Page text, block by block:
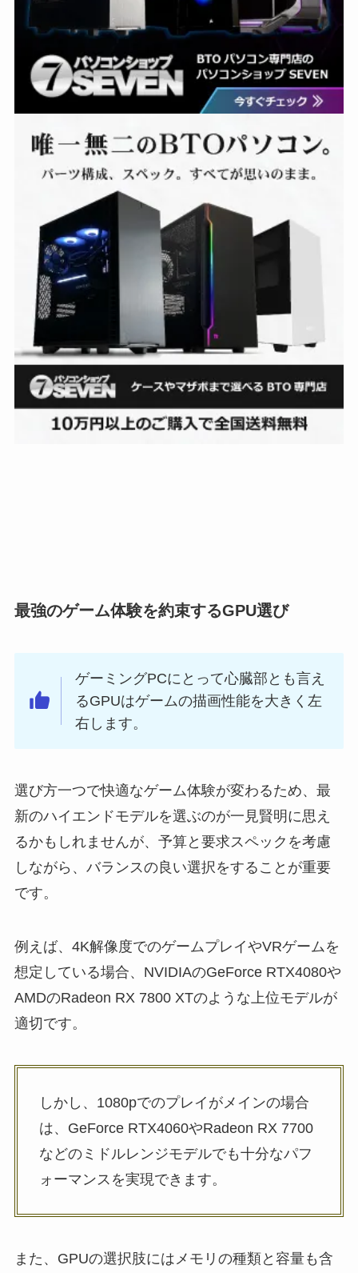
最強のゲーム体験を約束するGPU選び
ゲーミングPCにとって心臓部とも言え
るGPUはゲームの描画性能を大きく左
右します。
選び方一つで快適なゲーム体験が変わるため、最
新のハイエンドモデルを選ぶのが一見賢明に思え
るかもしれませんが、予算と要求スペックを考慮
しながら、バランスの良い選択をすることが重要
です。
例えば、4K解像度でのゲームプレイやVRゲームを
想定している場合、NVIDIAのGeForce RTX4080や
AMDのRadeon RX 7800 XTのような上位モデルが
適切です。
しかし、1080pでのプレイがメインの場合
は、GeForce RTX4060やRadeon RX 7700
などのミドルレンジモデルでも十分なパフ
ォーマンスを実現できます。
また、GPUの選択肢にはメモリの種類と容量も含